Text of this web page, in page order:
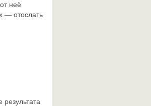
неё
— отослать
разместим код функции return